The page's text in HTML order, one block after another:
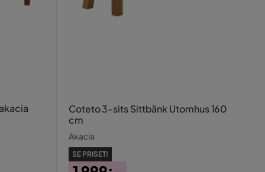
Coteto 3-sits Sittbänk Utomhus 160
cm
Akacia
SE PRISET!